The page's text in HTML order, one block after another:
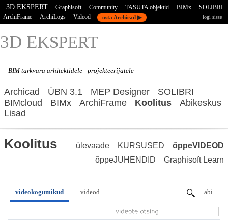
3D EKSPERT Graphisoft Community TASUTA objektid BIMx
SOLIBRI
ArchiFrame
ArchiLogs Videod osta Archicad ▶ logi sisse
3D EKSPERT
BIM tarkvara arhitektidele - projekteerijatele
Archicad ÜBN 3.1 MEP Designer
SOLIBRI
BIMcloud
BIMx ArchiFrame Koolitus
Abikeskus
Lisad
Koolitus ülevaade KURSUSED
õppeVIDEOD
õppeJUHENDID
Graphisoft Learn
videokogumikud videod abi